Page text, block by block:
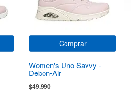
Comprar
Women's Uno Savvy -
Debon-Air
$49.990